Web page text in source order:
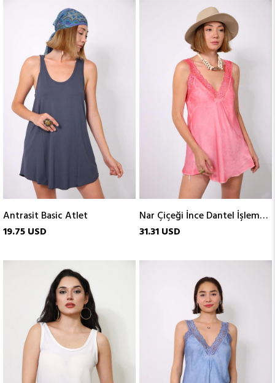
Antrasit Basic Atlet
19.75 USD
Nar Çiçeği İnce Dantel İşlemeli Atlet
31.31 USD